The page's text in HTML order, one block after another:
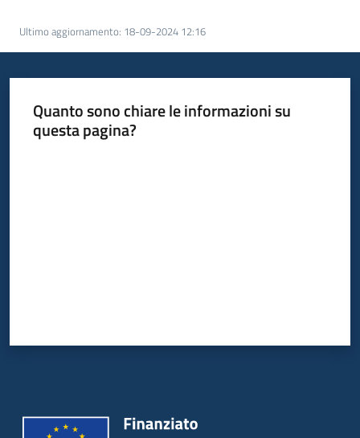
Piani
Progetti
Ultimo aggiornamento: 18-09-2024 12:16
Quanto sono chiare le informazioni su
questa pagina?